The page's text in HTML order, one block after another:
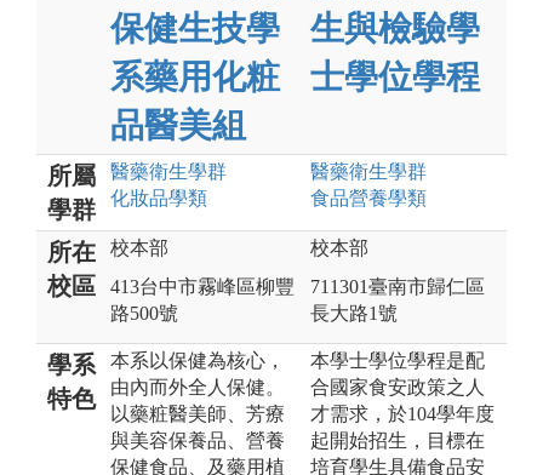
保健生技學
系藥用化粧
品醫美組
生與檢驗學
士學位學程
所屬
學群
醫藥衛生學群
化妝品學類
醫藥衛生學群
食品營養學類
所在
校區
校本部
413台中市霧峰區柳豐
路500號
校本部
711301臺南市歸仁區
長大路1號
學系
特色
本系以保健為核心，
由內而外全人保健。
以藥粧醫美師、芳療
與美容保養品、營養
保健食品、及藥用植
本學士學位學程是配
合國家食安政策之人
才需求，於104學年度
起開始招生，目標在
培育學生具備食品安